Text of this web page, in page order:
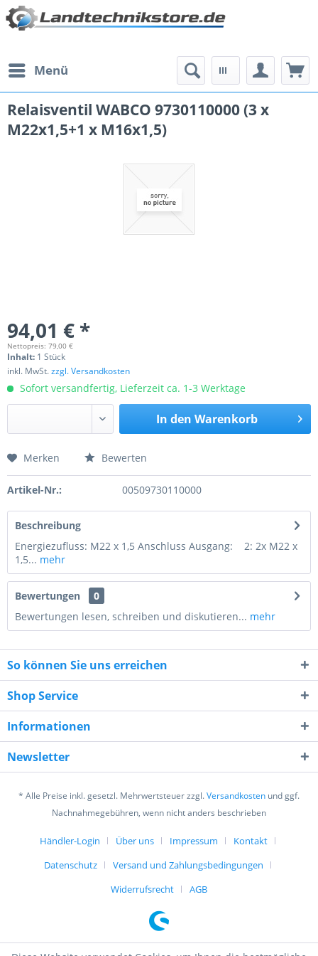
Menü
Relaisventil WABCO 9730110000 (3 x
M22x1,5+1 x M16x1,5)
94,01 € *
Nettopreis: 79,00 €
Inhalt: 1 Stück
inkl. MwSt.zzgl. Versandkosten
Sofort versandfertig, Lieferzeit ca. 1-3 Werktage
In den Warenkorb
Preis anfragen
10 * 6 = ?
Ich habe dieDatenschutzerklärunggelesen,
verstanden und stimme zu. *
Merken Bewerten
Artikel-Nr.: 00509730110000
Beschreibung
Energiezufluss: M22 x 1,5 Anschluss Ausgang: 2: 2x M22 x
1,5... mehr
Bewertungen
0
Bewertungen lesen, schreiben und diskutieren... mehr
So können Sie uns erreichen
Shop Service
Informationen
Newsletter
* Alle Preise inkl. gesetzl. Mehrwertsteuer zzgl.Versandkosten und ggf.
Nachnahmegebühren, wenn nicht anders beschrieben
Händler-Login Über uns Impressum
Kontakt
Datenschutz
Versand und Zahlungsbedingungen
Widerrufsrecht
AGB